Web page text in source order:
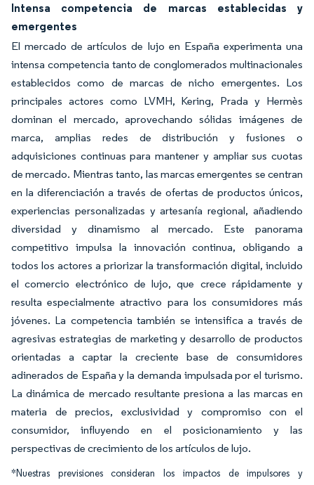
Intensa competencia de marcas establecidas y
emergentes
El mercado de artículos de lujo en España experimenta una
intensa competencia tanto de conglomerados multinacionales
establecidos como de marcas de nicho emergentes. Los
principales actores como LVMH, Kering, Prada y Hermès
dominan el mercado, aprovechando sólidas imágenes de
marca, amplias redes de distribución y fusiones o
adquisiciones continuas para mantener y ampliar sus cuotas
de mercado. Mientras tanto, las marcas emergentes se centran
en la diferenciación a través de ofertas de productos únicos,
experiencias personalizadas y artesanía regional, añadiendo
diversidad y dinamismo al mercado. Este panorama
competitivo impulsa la innovación continua, obligando a
todos los actores a priorizar la transformación digital, incluido
el comercio electrónico de lujo, que crece rápidamente y
resulta especialmente atractivo para los consumidores más
jóvenes. La competencia también se intensifica a través de
agresivas estrategias de marketing y desarrollo de productos
orientadas a captar la creciente base de consumidores
adinerados de España y la demanda impulsada por el turismo.
La dinámica de mercado resultante presiona a las marcas en
materia de precios, exclusividad y compromiso con el
consumidor, influyendo en el posicionamiento y las
perspectivas de crecimiento de los artículos de lujo.
*Nuestras previsiones consideran los impactos de impulsores y